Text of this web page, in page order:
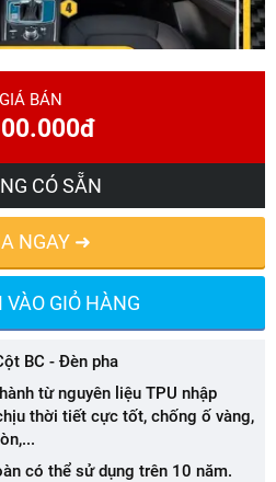
GIÁ BÁN
CÓ SẴN
NGAY ➜
VÀO GIỎ HÀNG
BC - Đèn pha
từ nguyên liệu TPU nhập
thời tiết cực tốt, chống ố vàng,
có thể sử dụng trên 10 năm.